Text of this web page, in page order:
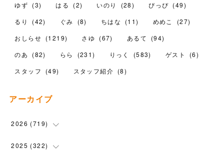
ゆず (3) はる (2) いのり (28) ぴっぴ (49)
るり
(42) ぐみ (8) ちはな (11) めめこ (27)
おしらせ (1219) さゆ (67) あるて (94)
のあ
(82) らら (231) りっく (583) ゲスト (6)
スタッフ
(49) スタッフ紹介 (8)
アーカイブ
2026 (719)
(12)
2025 (322)